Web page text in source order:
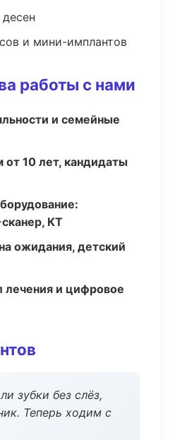
и мини-имплантов
работы с нами
и семейные
от 10 лет, кандидаты
КТ
ожидания, детский
и цифровое
зубки без слёз,
Теперь ходим с